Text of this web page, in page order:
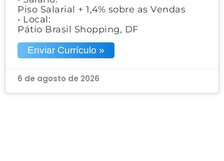
Piso Salarial + 1,4% sobre as Vendas
• Local:
Pátio Brasil Shopping, DF
Enviar Currículo »
6 de agosto de 2026